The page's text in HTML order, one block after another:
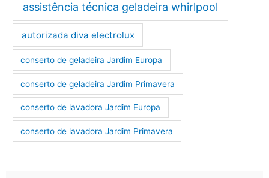
assistência técnica geladeira whirlpool
autorizada diva electrolux
conserto de geladeira Jardim Europa
conserto de geladeira Jardim Primavera
conserto de lavadora Jardim Europa
conserto de lavadora Jardim Primavera